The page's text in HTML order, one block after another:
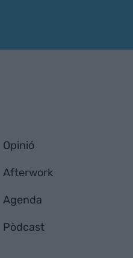
Opinió
Afterwork
Agenda
Pòdcast